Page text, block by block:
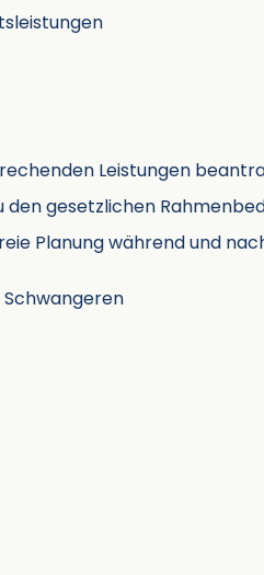
Leistungen
gesetzlichen
Planung während und